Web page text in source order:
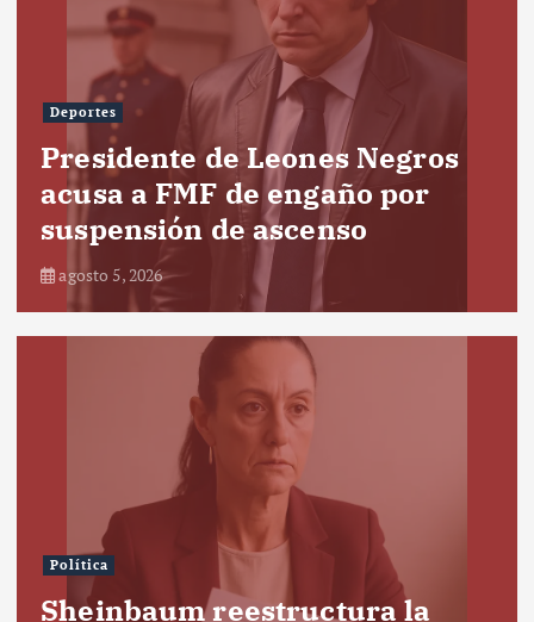
Deportes
Presidente de Leones Negros
acusa a FMF de engaño por
suspensión de ascenso
agosto 5, 2026
Política
Sheinbaum reestructura la